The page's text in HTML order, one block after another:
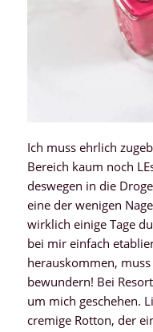
Ich muss ehrlich
Bereich kaum noch
deswegen in die
eine der wenigen
wirklich einige Tage
bei mir einfach
herauskommen,
bewundern! Bei
um mich geschehen.
cremige Rotton, der